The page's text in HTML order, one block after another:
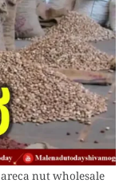
areca nut wholesale